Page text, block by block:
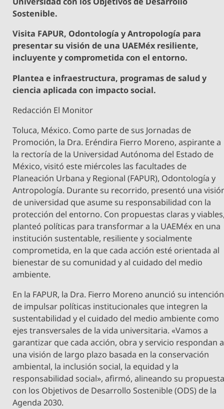
Sostenible.
Visita FAPUR, Odontología y Antropología para
presentar su visión de una UAEMéx resiliente,
incluyente y comprometida con el entorno.
Plantea e infraestructura, programas de salud y
ciencia aplicada con impacto social.
Redacción El Monitor
Toluca, México. Como parte de sus Jornadas de
Promoción, la Dra. Eréndira Fierro Moreno, aspirante a
la rectoría de la Universidad Autónoma del Estado de
México, visitó este miércoles las facultades de
Planeación Urbana y Regional (FAPUR), Odontología y
Antropología. Durante su recorrido, presentó una
de universidad que asume su responsabilidad con la
protección del entorno. Con propuestas claras y
planteó políticas para transformar a la UAEMéx en una
institución sustentable, resiliente y socialmente
comprometida, en la que cada acción esté orientada al
bienestar de su comunidad y al cuidado del medio
ambiente.
En la FAPUR, la Dra. Fierro Moreno anunció su intención
de impulsar políticas institucionales que integren la
sustentabilidad y el cuidado del medio ambiente como
ejes transversales de la vida universitaria. «Vamos a
garantizar que cada acción, obra y servicio respondan a
una visión de largo plazo basada en la conservación
ambiental, la inclusión social, la equidad y la
responsabilidad social», afirmó, alineando su
con los Objetivos de Desarrollo Sostenible (ODS) de la
Agenda 2030.